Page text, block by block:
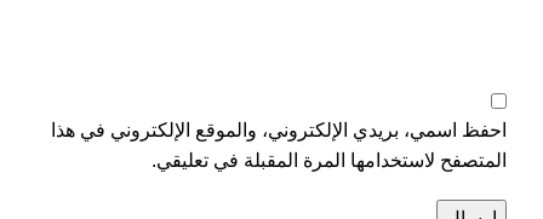
احفظ اسمي، بريدي الإلكتروني، والموقع الإلكتروني في هذا
المتصفح لاستخدامها المرة المقبلة في تعليقي.